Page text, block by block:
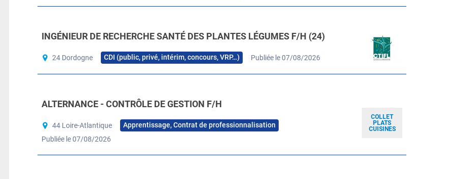
INGÉNIEUR DE RECHERCHE SANTÉ DES PLANTES LÉGUMES F/H (24)
24 Dordogne CDI (public, privé, intérim, concours, VRP…) Publiée le 07/08/2026
COLLET
PLATS
CUISINES
ALTERNANCE - CONTRÔLE DE GESTION F/H
44 Loire-Atlantique
Apprentissage, Contrat de professionnalisation
Publiée le 07/08/2026